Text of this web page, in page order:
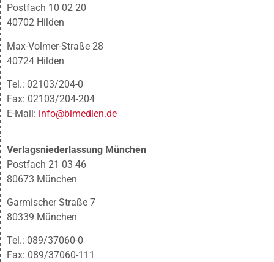
Postfach 10 02 20
40702 Hilden
Max-Volmer-Straße 28
40724 Hilden
Tel.: 02103/204-0
Fax: 02103/204-204
E-Mail: info@blmedien.de
Verlagsniederlassung München
Postfach 21 03 46
80673 München
Garmischer Straße 7
80339 München
Tel.: 089/37060-0
Fax: 089/37060-111